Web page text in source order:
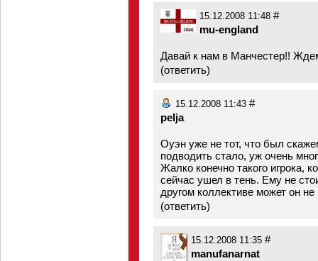
15.12.2008 11:48 #
mu-england
Давай к нам в Манчестер!!
(ответить)
15.12.2008 11:43 #
pelja
Оуэн уже не тот, что был
подводить стало, уж очень
Жалко конечно такого игрока,
сейчас ушел в тень. Ему не
другом коллективе может он
(ответить)
15.12.2008 11:35 #
manufanarnat